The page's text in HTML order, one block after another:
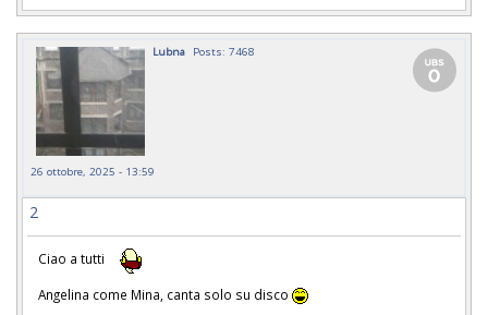
Lubna Posts: 7468
26 ottobre, 2025 - 13:59
2
Ciao a tutti
Angelina come Mina, canta solo su disco